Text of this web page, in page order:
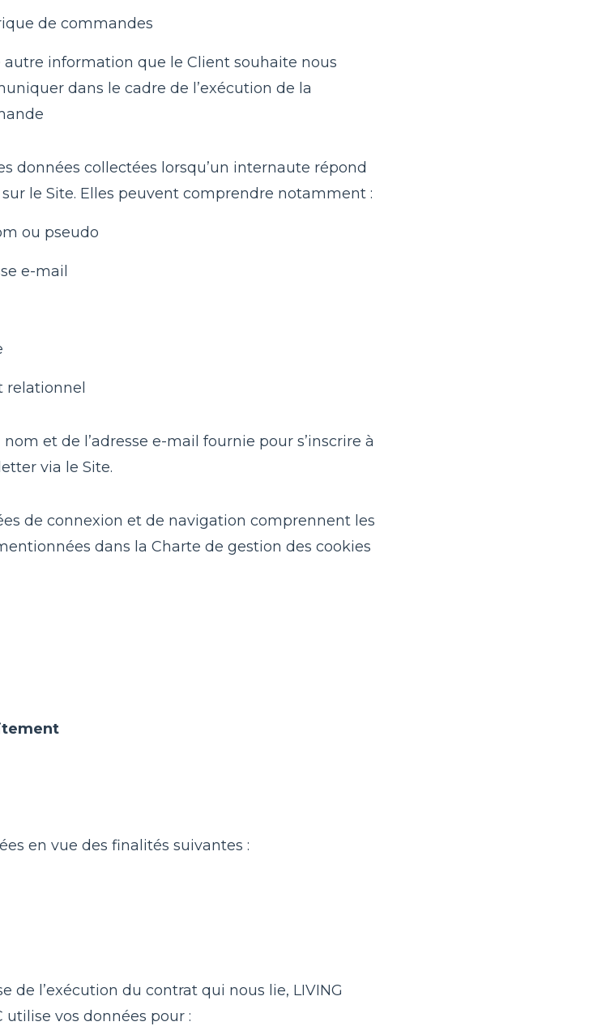
de commandes
autre information que le Client souhaite nous
dans le cadre de l’exécution de la
données collectées lorsqu’un internaute répond
sur le Site. Elles peuvent comprendre notamment :
ou pseudo
e-mail
relationnel
nom et de l’adresse e-mail fournie pour s’inscrire à
via le Site.
de connexion et de navigation comprennent les
dans la Charte de gestion des cookies
en vue des finalités suivantes :
de l’exécution du contrat qui nous lie, LIVING
utilise vos données pour :